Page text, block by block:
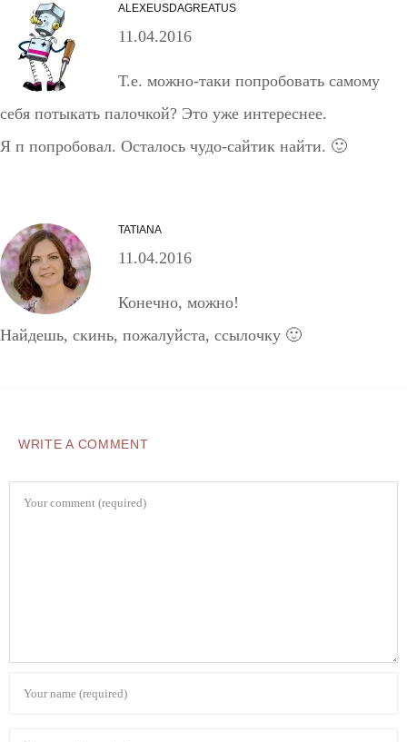
ALEXEUSDAGREATUS
11.04.2016
Т.е. можно-таки попробовать самому
себя потыкать палочкой? Это уже интереснее.
Я п попробовал. Осталось чудо-сайтик найти. 🙂
TATIANA
11.04.2016
Конечно, можно!
Найдешь, скинь, пожалуйста, ссылочку 🙂
WRITE A COMMENT